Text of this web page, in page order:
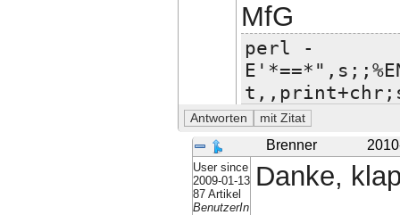
MfG
perl -
Brenner
User since
2009-01-13
87 Artikel
BenutzerIn
Danke,